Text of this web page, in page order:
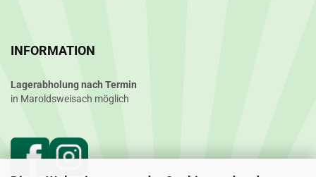
INFORMATION
Lagerabholung nach Termin
in Maroldsweisach möglich